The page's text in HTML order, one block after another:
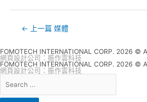
← 上一篇 媒體
FOMOTECH INTERNATIONAL CORP. 2026 ©
網頁設計公司 ：振作雲科技
FOMOTECH INTERNATIONAL CORP. 2026 ©
網頁設計公司 ：振作雲科技